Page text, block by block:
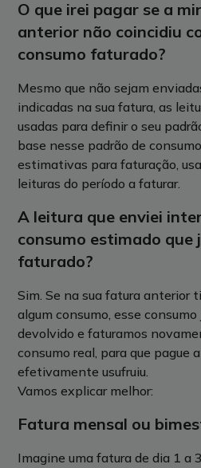
O que irei pagar se a
anterior não coincidiu
consumo faturado?
Mesmo que não sejam
indicadas na sua fatura, as
usadas para definir o seu
base nesse padrão de
estimativas para faturação,
leituras do período a faturar.
A leitura que enviei
consumo estimado que
faturado?
Sim. Se na sua fatura anterior
algum consumo, esse
devolvido e faturamos
consumo real, para que pague
efetivamente usufruiu.
Vamos explicar melhor:
Fatura mensal ou
Imagine uma fatura de dia 1 a